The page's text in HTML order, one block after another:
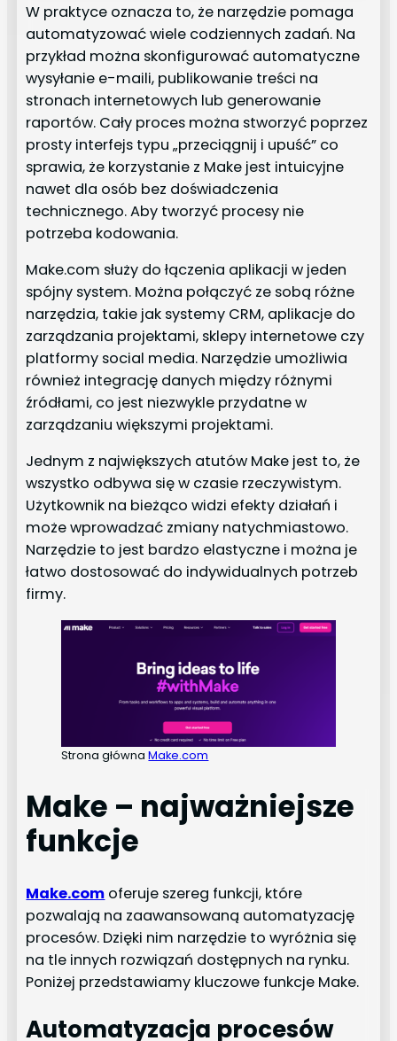
W praktyce oznacza to, że narzędzie pomaga
automatyzować wiele codziennych zadań. Na
przykład można skonfigurować automatyczne
wysyłanie e-maili, publikowanie treści na
stronach internetowych lub generowanie
raportów. Cały proces można stworzyć poprzez
prosty interfejs typu „przeciągnij i upuść” co
sprawia, że korzystanie z Make jest intuicyjne
nawet dla osób bez doświadczenia
technicznego. Aby tworzyć procesy nie
potrzeba kodowania.
Make.com służy do łączenia aplikacji w jeden
spójny system. Można połączyć ze sobą różne
narzędzia, takie jak systemy CRM, aplikacje do
zarządzania projektami, sklepy internetowe czy
platformy social media. Narzędzie umożliwia
również integrację danych między różnymi
źródłami, co jest niezwykle przydatne w
zarządzaniu większymi projektami.
Jednym z największych atutów Make jest to, że
wszystko odbywa się w czasie rzeczywistym.
Użytkownik na bieżąco widzi efekty działań i
może wprowadzać zmiany natychmiastowo.
Narzędzie to jest bardzo elastyczne i można je
łatwo dostosować do indywidualnych potrzeb
firmy.
Strona głównaMake.com
Make – najważniejsze
funkcje
Make.com oferuje szereg funkcji, które
pozwalają na zaawansowaną automatyzację
procesów. Dzięki nim narzędzie to wyróżnia się
na tle innych rozwiązań dostępnych na rynku.
Poniżej przedstawiamy kluczowe funkcje Make.
Automatyzacja procesów